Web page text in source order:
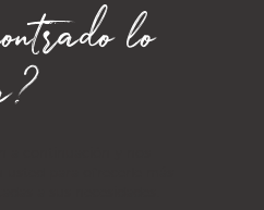
lo